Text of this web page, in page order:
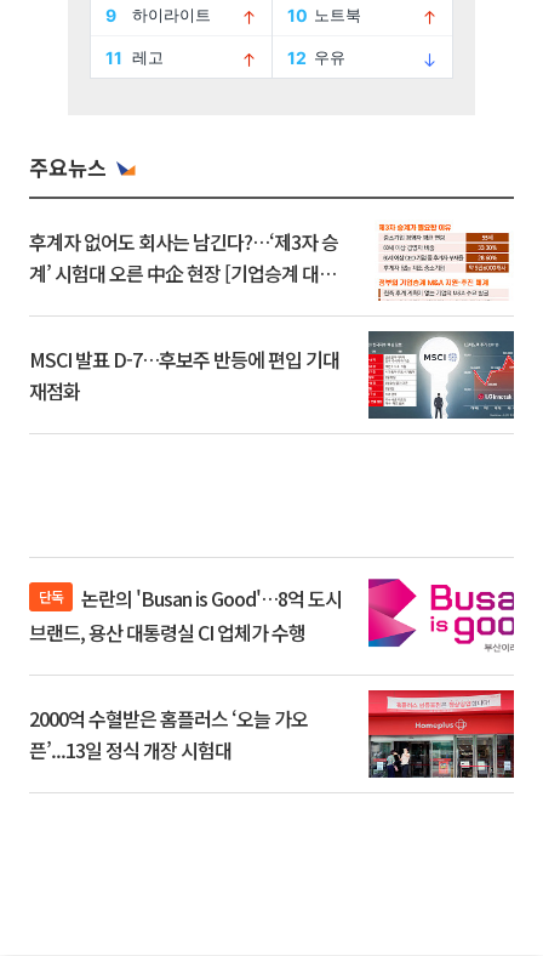
주요뉴스
후계자 없어도 회사는 남긴다?…‘제3자 승
계’ 시험대 오른 中企 현장 [기업승계 대전
MSCI 발표 D-7…후보주 반등에 편입 기대
재점화
단독
브랜드, 용산 대통령실 CI 업체가 수행
2000억 수혈받은 홈플러스 ‘오늘 가오
픈’...13일 정식 개장 시험대